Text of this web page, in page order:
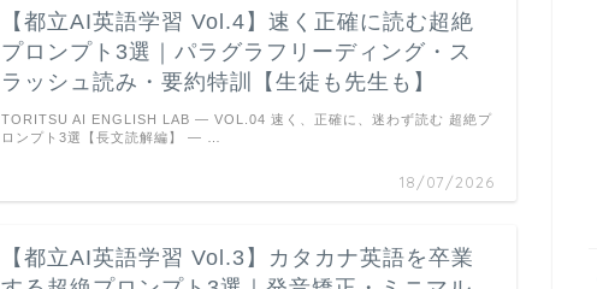
【都立AI英語学習 Vol.4】速く正確に読む超絶
プロンプト3選｜パラグラフリーディング・ス
ラッシュ読み・要約特訓【生徒も先生も】
18/07/2026
TORITSU AI ENGLISH LAB — VOL.04 速く、正確に、迷わず読む 超絶プ
ロンプト3選【長文読解編】 ― …
【都立AI英語学習 Vol.3】カタカナ英語を卒業